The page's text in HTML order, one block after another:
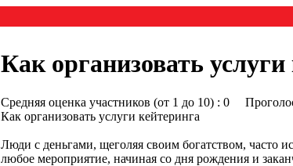
Как организовать услуги
Средняя оценка участников (от 1 до 10) : 0
Как организовать услуги кейтеринга
Люди с деньгами, щеголяя своим богатством, часто
любое мероприятие, начиная со дня рождения и